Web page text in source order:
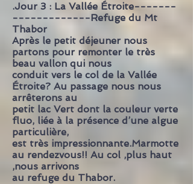
.Jour 3 : La Vallée Étroite-------
-------------Refuge du Mt
Thabor
Après le petit déjeuner nous
partons pour remonter le très
beau vallon qui nous
conduit vers le col de la Vallée
Étroite? Au passage nous nous
arrêterons au
petit lac Vert dont la couleur verte
fluo, liée à la présence d’une algue
particulière,
est très impressionnante.Marmotte
au rendezvous!! Au col ,plus haut
,nous arrivons
au refuge du Thabor.